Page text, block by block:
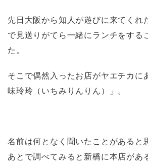
先日大阪から知人が遊びに来てくれ
で見送りがてら一緒にランチをする
た。
そこで偶然入ったお店がヤエチカに
味玲玲（いちみりんりん）」。
名前は何となく聞いたことがあると
あとで調べてみると新橋に本店があ